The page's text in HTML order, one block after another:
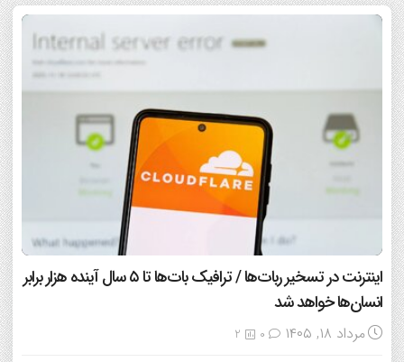
اینترنت در تسخیر ربات‌ها / ترافیک بات‌ها تا ۵ سال آینده هزار برابر
انسان‌ها خواهد شد
مرداد ۱۸, ۱۴۰۵ 2